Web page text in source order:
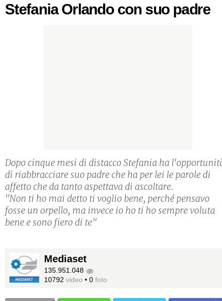
Stefania Orlando con suo padre
Dopo cinque mesi di distacco Stefania ha
di riabbracciare suo padre che ha per lei le parole di
affetto che da tanto aspettava di ascoltare.
"Non ti ho mai detto ti voglio bene, perché pensavo
fosse un orpello, ma invece io ho ti ho sempre voluta
bene e sono fiero di te"
Mediaset
135.951.048
10792 video • 0 foto